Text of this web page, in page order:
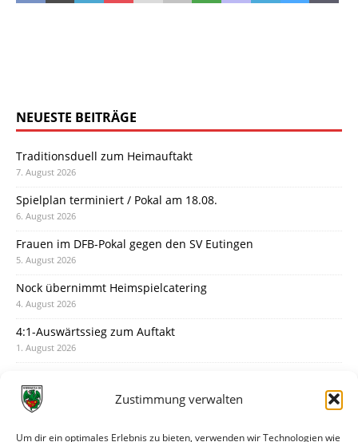
Zustimmung verwalten
Um dir ein optimales Erlebnis zu bieten, verwenden wir Technologien wie
NEUESTE BEITRÄGE
Traditionsduell zum Heimauftakt
7. August 2026
Spielplan terminiert / Pokal am 18.08.
6. August 2026
Frauen im DFB-Pokal gegen den SV Eutingen
5. August 2026
Nock übernimmt Heimspielcatering
4. August 2026
4:1-Auswärtssieg zum Auftakt
1. August 2026
31. Juli 2026
30. Juli 2026